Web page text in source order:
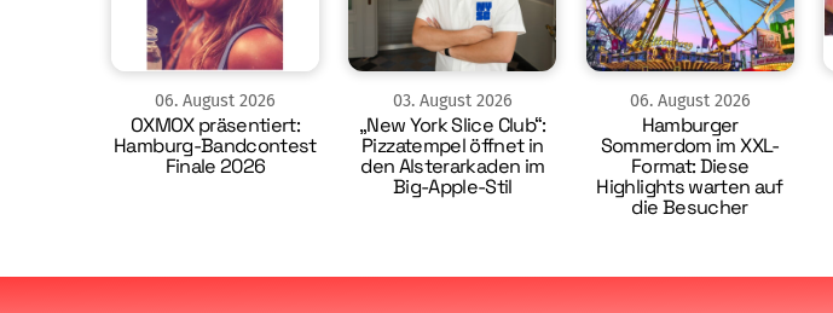
06. August 2026
OXMOX präsentiert:
Hamburg-Bandcontest
Finale 2026
03. August 2026
„New York Slice Club“:
Pizzatempel öffnet in
den Alsterarkaden im
Big-Apple-Stil
06. August 2026
Hamburger
Sommerdom im XXL-
Format: Diese
Highlights warten auf
die Besucher